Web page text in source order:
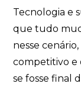
Tecnologia e
que tudo
nesse
competitivo e
se fosse final